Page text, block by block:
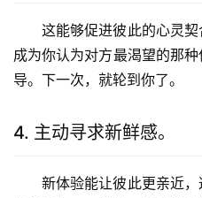
这能够促进彼此的心灵
成为你认为对方最渴望的那
导。下一次，就轮到你了。
4. 主动寻求新鲜感。
新体验能让彼此更亲近